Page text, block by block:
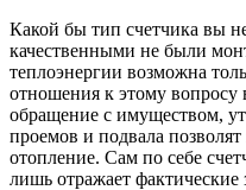
Какой бы тип счетчика вы
качественными не были
теплоэнергии возможна
отношения к этому
обращение с имуществом,
проемов и подвала позволят
отопление. Сам по себе
лишь отражает фактические